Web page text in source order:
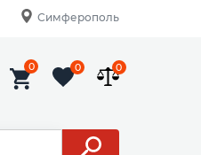
Симферополь
0 0 0